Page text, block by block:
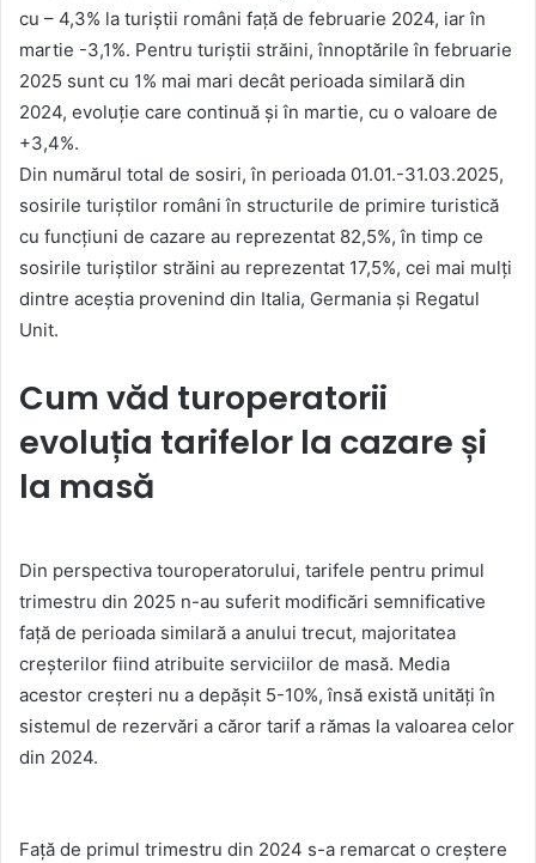
cu – 4,3% la turiștii români față de februarie 2024, iar în
martie -3,1%. Pentru turiștii străini, înnoptările în februarie
2025 sunt cu 1% mai mari decât perioada similară din
2024, evoluție care continuă și în martie, cu o valoare de
+3,4%.
Din numărul total de sosiri, în perioada 01.01.-31.03.2025,
sosirile turiştilor români în structurile de primire turistică
cu funcţiuni de cazare au reprezentat 82,5%, în timp ce
sosirile turiştilor străini au reprezentat 17,5%, cei mai mulți
dintre aceștia provenind din Italia, Germania și Regatul
Unit.
Cum văd turoperatorii
evoluția tarifelor la cazare și
la masă
Din perspectiva touroperatorului, tarifele pentru primul
trimestru din 2025 n-au suferit modificări semnificative
față de perioada similară a anului trecut, majoritatea
creșterilor fiind atribuite serviciilor de masă. Media
acestor creșteri nu a depășit 5-10%, însă există unități în
sistemul de rezervări a căror tarif a rămas la valoarea celor
din 2024.
Față de primul trimestru din 2024 s-a remarcat o creștere